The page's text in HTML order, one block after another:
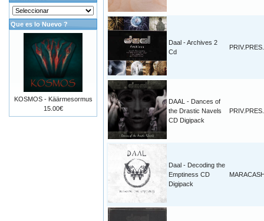
Daal - Archives 2
Cd
PRIV.PRES.
DAAL - Dances of
the Drastic Navels
CD Digipack
PRIV.PRES.
Daal - Decoding the
Emptiness CD
Digipack
Que es lo Nuevo ?
KOSMOS - Käärmesormus
15.00€